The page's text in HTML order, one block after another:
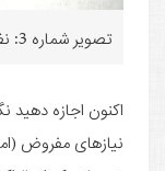
تصویر شماره 3: نظریه دوربین-قلم توسط آستروک تالیف شد
اکنون اجازه دهید
نیازهای مفروض